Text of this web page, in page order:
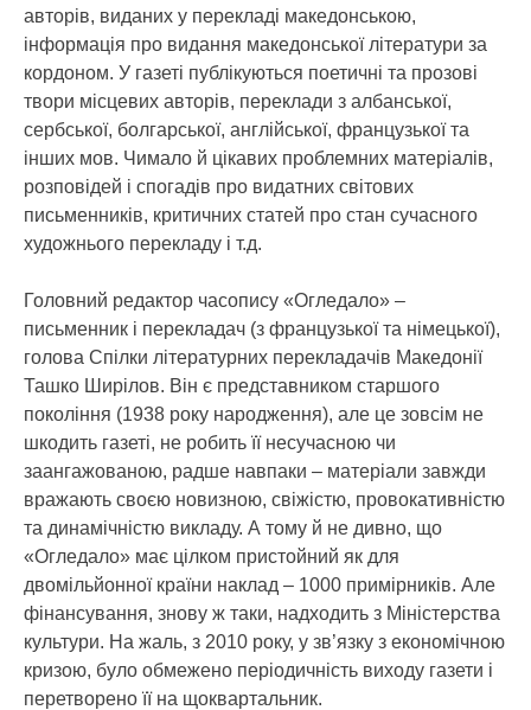
авторів, виданих у перекладі македонською,
інформація про видання македонської літератури за
кордоном. У газеті публікуються поетичні та прозові
твори місцевих авторів, переклади з албанської,
сербської, болгарської, англійської, французької та
інших мов. Чимало й цікавих проблемних матеріалів,
розповідей і спогадів про видатних світових
письменників, критичних статей про стан сучасного
художнього перекладу і т.д.
Головний редактор часопису «Огледало» –
письменник і перекладач (з французької та німецької),
голова Спілки літературних перекладачів Македонії
Ташко Ширілов. Він є представником старшого
покоління (1938 року народження), але це зовсім не
шкодить газеті, не робить її несучасною чи
заангажованою, радше навпаки – матеріали завжди
вражають своєю новизною, свіжістю, провокативністю
та динамічністю викладу. А тому й не дивно, що
«Огледало» має цілком пристойний як для
двомільйонної країни наклад – 1000 примірників. Але
фінансування, знову ж таки, надходить з Міністерства
культури. На жаль, з 2010 року, у зв’язку з економічною
кризою, було обмежено періодичність виходу газети і
перетворено її на щоквартальник.